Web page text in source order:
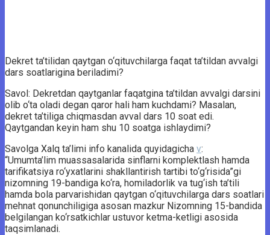
Dekret ta’tilidan qaytgan o‘qituvchilarga faqat ta’tildan avvalgi
dars soatlarigina beriladimi?
Savol: Dekretdan qaytganlar faqatgina ta’tildan avvalgi darsini
olib o‘ta oladi degan qaror hali ham kuchdami? Masalan,
dekret ta’tiliga chiqmasdan avval dars 10 soat edi.
Qaytgandan keyin ham shu 10 soatga ishlaydimi?
Savolga Xalq ta’limi info kanalida quyidagicha v:
“Umumta’lim muassasalarida sinflarni komplektlash hamda
tarifikatsiya ro‘yxatlarini shakllantirish tartibi to‘g‘risida”gi
nizomning 19-bandiga ko‘ra, homiladorlik va tug‘ish ta’tili
hamda bola parvarishidan qaytgan o‘qituvchilarga dars soatlari
mehnat qonunchiligiga asosan mazkur Nizomning 15-bandida
belgilangan ko‘rsatkichlar ustuvor ketma-ketligi asosida
taqsimlanadi.